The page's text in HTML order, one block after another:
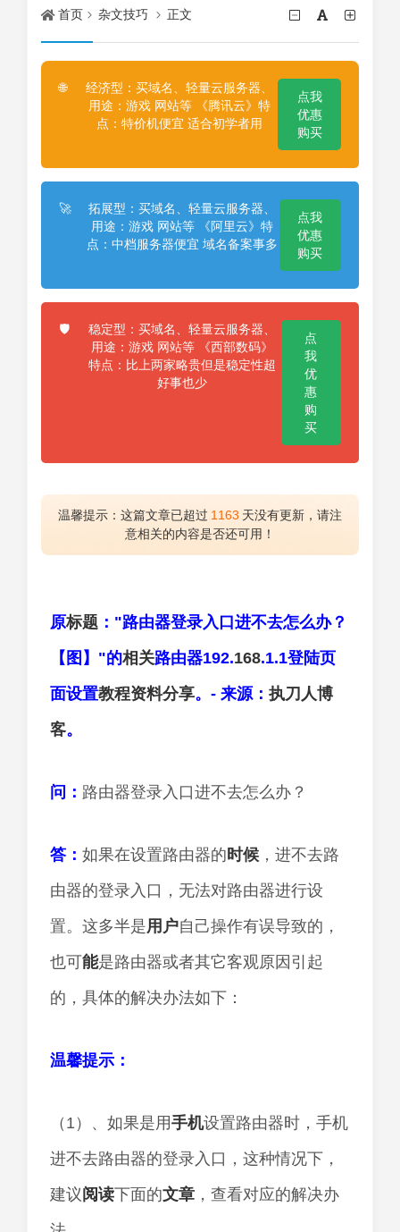
首页 杂文技巧 正文
🌐
经济型：买域名、轻量云服务器、
用途：游戏 网站等 《腾讯云》特
点：特价机便宜 适合初学者用
点我
优惠
购买
🚀
拓展型：买域名、轻量云服务器、
用途：游戏 网站等 《阿里云》特
点：中档服务器便宜 域名备案事多
点我
优惠
购买
🛡️
稳定型：买域名、轻量云服务器、
用途：游戏 网站等 《西部数码》
特点：比上两家略贵但是稳定性超
好事也少
点
我
优
惠
购
买
温馨提示：这篇文章已超过 1163 天没有更新，请注
意相关的内容是否还可用！
原标题 ："路由器登录入口进不去怎么办？
【图】"的相关路由器192.168.1.1登陆页
面设置教程资料分享。- 来源： 执刀人博
客。
问： 路由器登录入口进不去怎么办？
答： 如果在设置路由器的时候 ，进不去路
由器的登录入口，无法对路由器进行设
置。这多半是用户自己操作有误导致的，
也可能是路由器或者其它客观原因引起
的，具体的解决办法如下：
温馨提示：
（1）、如果是用手机设置路由器时，手机
进不去路由器的登录入口，这种情况下，
建议 阅读下面的文章 ，查看对应的解决办